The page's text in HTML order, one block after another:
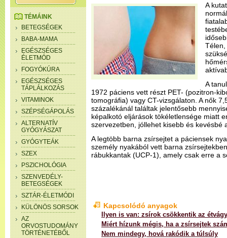
TÉMÁINK
BETEGSÉGEK
BABA-MAMA
EGÉSZSÉGES
ÉLETMÓD
FOGYÓKÚRA
EGÉSZSÉGES
TÁPLÁLKOZÁS
VITAMINOK
SZÉPSÉGÁPOLÁS
ALTERNATÍV
GYÓGYÁSZAT
GYÓGYTEÁK
SZEX
PSZICHOLÓGIA
SZENVEDÉLY-
BETEGSÉGEK
SZTÁR-ÉLETMÓDI
KÜLÖNÖS SORSOK
AZ
ORVOSTUDOMÁNY
TÖRTÉNETÉBŐL
A
A
1972 páciens vett részt PET- (pozitron-
tomográfia) vagy CT-vizsgálaton. A nők
százalékánál találtak jelentősebb
képalkotó eljárások tökéletlensége miatt
szervezetben, jóllehet kisebb és kevésbé
A legtöbb barna zsírsejtet a páciensek
személy nyakából vett barna
rábukkantak (UCP-1), amely csak erre a
Kapcsolódó anyagok
Ilyen is van: zsírok csökkentik az
Miért hízunk mégis, ha a zsírsejtek
Nem mindegy, hová rakódik a túlsúly